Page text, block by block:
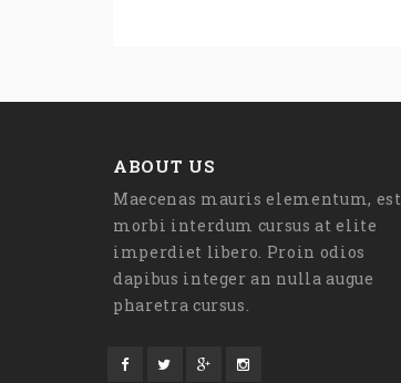
ABOUT US
Maecenas mauris elementum, est
morbi interdum cursus at elite
imperdiet libero. Proin odios
dapibus integer an nulla augue
pharetra cursus.